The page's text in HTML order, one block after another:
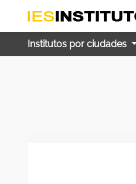
Institutos por ciudades